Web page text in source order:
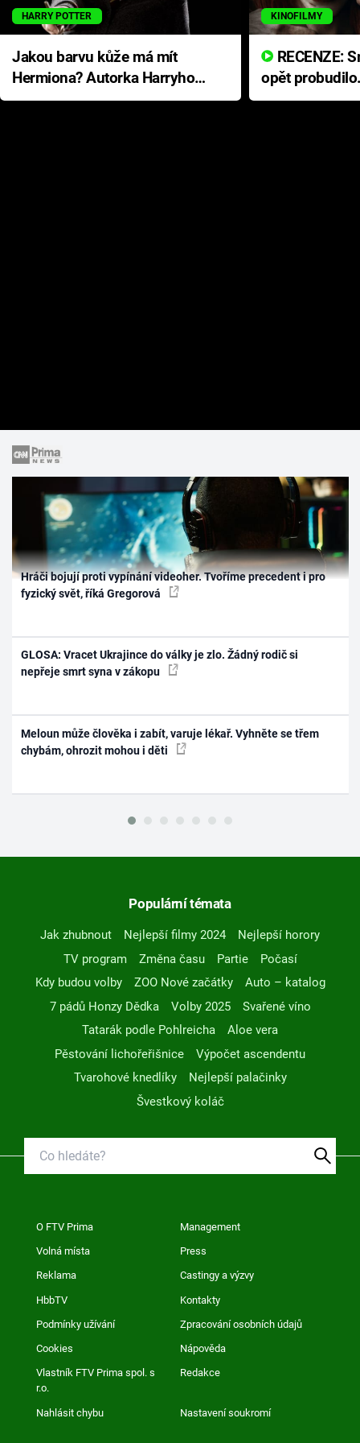
HARRY POTTER
Jakou barvu kůže má mít
Hermiona? Autorka Harryho
Pottera přišla s ráznou
KINOFILMY
opět
přichází s
Hráči bojují proti vypínání videoher. Tvoříme precedent i pro
fyzický svět, říká Gregorová
GLOSA: Vracet Ukrajince do války je zlo. Žádný rodič si
nepřeje smrt syna v zákopu
Meloun může člověka i zabít, varuje lékař. Vyhněte se třem
chybám, ohrozit mohou i děti
Populární témata
Jak zhubnout Nejlepší filmy 2024
Nejlepší horory
TV program
Změna času Partie
Počasí
Kdy budou volby
ZOO Nové začátky
Auto – katalog
7 pádů Honzy Dědka
Volby 2025
Svařené víno
Tatarák podle Pohlreicha
Aloe vera
Pěstování lichořeřišnice
Výpočet ascendentu
Tvarohové knedlíky
Nejlepší palačinky
Švestkový koláč
O FTV Prima Management
Volná místa Press
Reklama Castingy a výzvy
HbbTV Kontakty
Podmínky užívání Zpracování osobních údajů
Cookies Nápověda
Vlastník FTV Prima spol. s
r.o.
Redakce
Nahlásit chybu Nastavení soukromí